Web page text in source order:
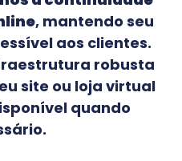
, mantendo seu
aos clientes.
robusta
site ou loja virtual
quando